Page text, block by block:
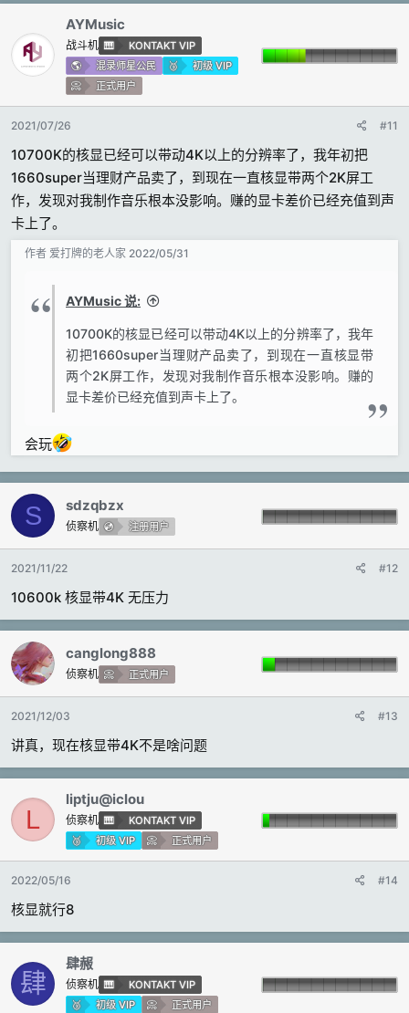
AYMusic
战斗机
KONTAKT VIP
混录师星公民
初级 VIP
正式用户
2021/07/26 #11
10700K的核显已经可以带动4K以上的分辨率了，我年初把
1660super当理财产品卖了，到现在一直核显带两个2K屏工
作，发现对我制作音乐根本没影响。赚的显卡差价已经充值到声
卡上了。
作者 爱打牌的老人家 2022/05/31
AYMusic 说:
10700K的核显已经可以带动4K以上的分辨率了，我年
初把1660super当理财产品卖了，到现在一直核显带
两个2K屏工作，发现对我制作音乐根本没影响。赚的
显卡差价已经充值到声卡上了。
会玩
S sdzqbzx
侦察机 注册用户
2021/11/22 #12
10600k 核显带4K 无压力
canglong888
侦察机 正式用户
2021/12/03 #13
讲真，现在核显带4K不是啥问题
L
liptju@iclou
侦察机
KONTAKT VIP
初级 VIP
正式用户
2022/05/16 #14
核显就行8
肆
肆赧
侦察机
KONTAKT VIP
初级 VIP
正式用户